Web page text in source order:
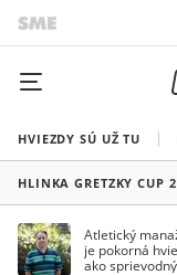
HVIEZDY SÚ UŽ TU
HLINKA GRETZKY CUP
Atletický
je pokorná
ako